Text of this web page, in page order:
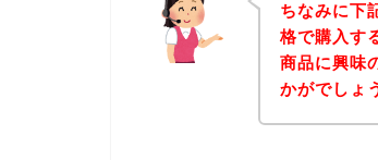
ちなみに下
格で購入す
商品に興味
かがでしょ